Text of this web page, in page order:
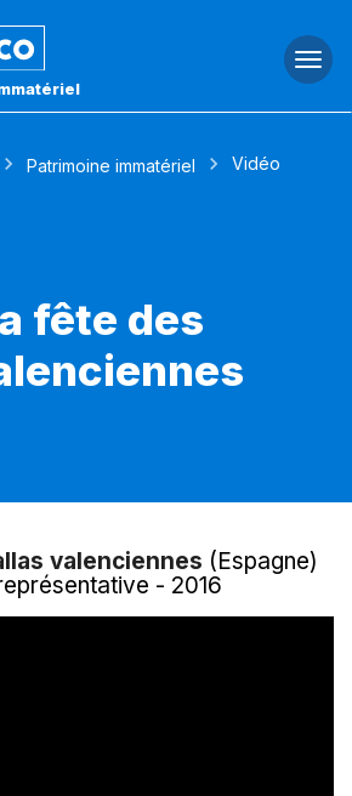
Patrimoine immatériel Vidéo
fête des
valenciennes (Espagne)
- 2016